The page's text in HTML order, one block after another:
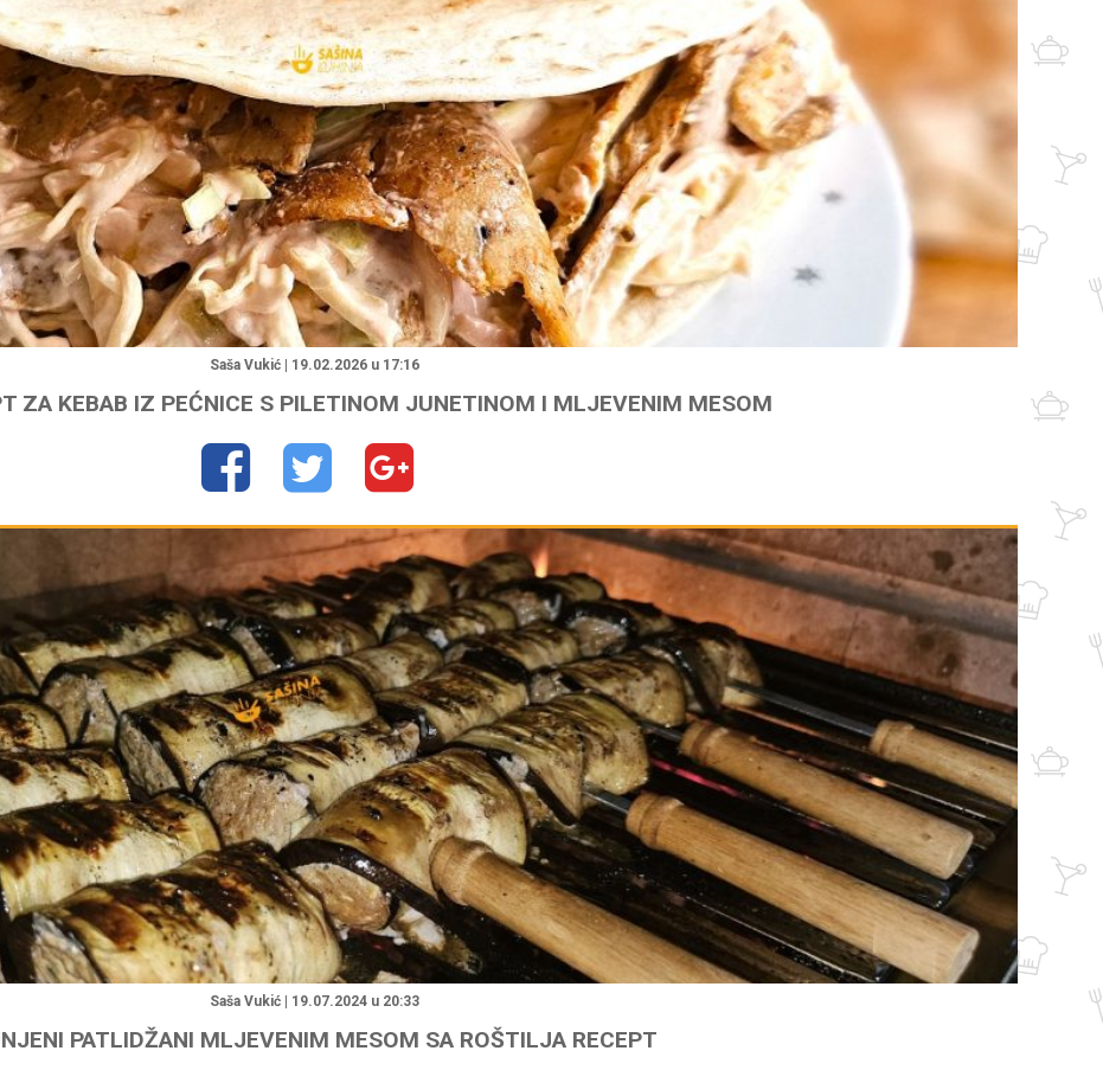
"
Saša Vukić | 19.02.2026 u 17:16
ZA KEBAB IZ PEĆNICE S PILETINOM JUNETINOM I MLJEVENIM MESOM
Saša Vukić | 19.07.2024 u 20:33
PATLIDŽANI MLJEVENIM MESOM SA ROŠTILJA RECEPT